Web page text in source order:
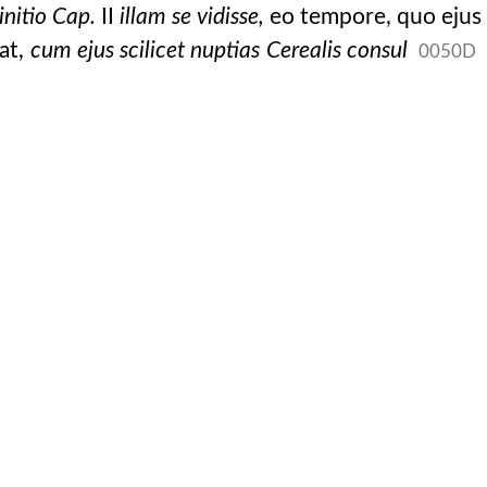
Cap. illam se vidisse, eo tempore, quo ejus
cum ejus scilicet nuptias Cerealis consul 0050D